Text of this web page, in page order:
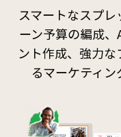
スマートなスプ
ーン予算の編成
ント作成、強力
るマーケティン